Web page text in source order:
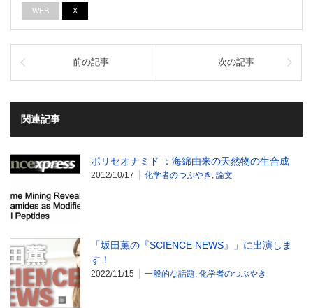
WEB X
前の記事 次の記事
関連記事
ポリセオナミド ：海綿由来の天然物の生合成
2012/10/17 化学者のつぶやき , 論文
「坂田薫の『SCIENCE NEWS』」に出演しま
す！
2022/11/15 一般的な話題, 化学者のつぶやき